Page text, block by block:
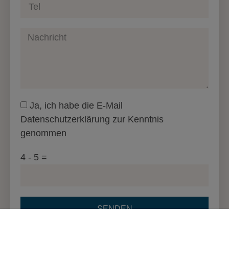
Ja, ich habe die E-Mail
Datenschutzerklärung zur Kenntnis
genommen
4 - 5 =
SENDEN